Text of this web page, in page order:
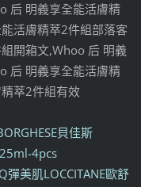
后 明義享全能活膚精
活膚精萃2件組部落客
開箱文,Whoo 后 明義
后 明義享全能活膚精
萃2件組有效
貝佳斯
4pcs
美肌LOCCITANE歐舒